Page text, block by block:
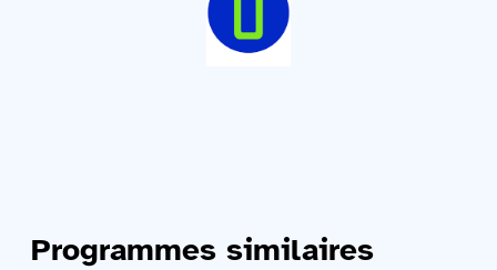
Programmes similaires